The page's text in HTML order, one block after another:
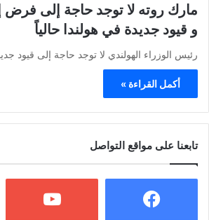
مارك روته لا توجد حاجة إلى فرض
و قيود جديدة في هولندا حالياً
رئيس الوزراء الهولندي لا توجد حاجة إلى قيود
أكمل القراءة »
تابعنا على مواقع التواصل